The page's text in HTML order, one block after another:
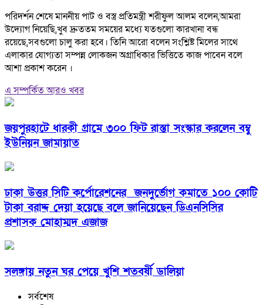
পরিদর্শন শেষে মাননীয় পাট ও বস্ত্র প্রতিমন্ত্রী শরীফুল আলম বলেন,আমরা
উদ্যোগ নিয়েছি,খুব দ্রুততম সময়ের মধ্যে যতগুলো কারখানা বন্ধ
রয়েছে,সবগুলো চালু করা হবে। তিনি আরো বলেন সংশ্লিষ্ট মিলের সাথে
এলাকার যোগ্যতা সম্পন্ন লোকজন অগ্রাধিকার ভিত্তিতে কাজ পাবেন বলে
আশা প্রকাশ করেন ।
এ সম্পর্কিত আরও খবর
জয়পুরহাটে ধারকী গ্রামে ৩০০ ফিট রাস্তা সংস্কার করলেন বম্বু
ইউনিয়ন জামায়াত
ঢাকা উত্তর সিটি কর্পোরেশনের জনদুর্ভোগ কমাতে ১০০ কোটি
টাকা বরাদ্দ দেয়া হয়েছে বলে জানিয়েছেন ডিএনসিসির
প্রশাসক মোহাম্মদ এজাজ
সলঙ্গায় নতুন ঘর পেয়ে খুশি শতবর্ষী ডালিয়া
সর্বশেষ